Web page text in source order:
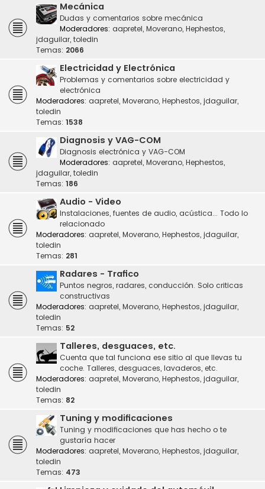
Mecánica
Dudas y comentarios sobre mecánica
Moderadores: aapretel, Moverano, Hephestos,
jdaguilar, toledin
Temas: 2066
Electricidad y Electrónica
Problemas y comentarios sobre electricidad y
electrónica
Moderadores: aapretel, Moverano, Hephestos, jdaguilar,
toledin
Temas: 1538
Diagnosis y VAG-COM
Diagnosis electrónica y VAG-COM
Moderadores: aapretel, Moverano, Hephestos,
jdaguilar, toledin
Temas: 186
Audio - Video
Instalaciones, fuentes de audio, acústica... Todo lo
relacionado
Moderadores: aapretel, Moverano, Hephestos, jdaguilar,
toledin
Temas: 281
Radares - Trafico
Puntos negros, radares, conducción. Solo criticas
constructivas
Moderadores: aapretel, Moverano, Hephestos, jdaguilar,
toledin
Temas: 52
Talleres, desguaces, etc.
Cuenta que tal funciona ese sitio al que llevas tu
coche. Talleres, desguaces, lavaderos, etc.
Moderadores: aapretel, Moverano, Hephestos, jdaguilar,
toledin
Temas: 82
Tuning y modificaciones
Tuning y modificaciones que has hecho o te
gustaría hacer
Moderadores: aapretel, Moverano, Hephestos, jdaguilar,
toledin
Temas: 473